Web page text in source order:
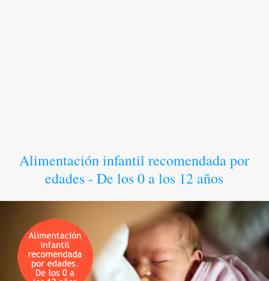
Alimentación infantil recomendada por
edades - De los 0 a los 12 años